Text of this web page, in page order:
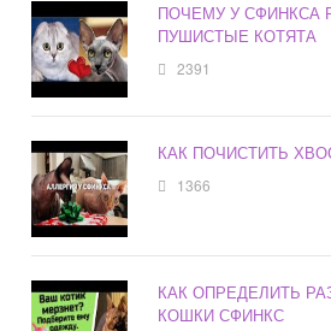
ПОЧЕМУ У СФИНКСА
ПУШИСТЫЕ КОТЯТА
2391
КАК ПОЧИСТИТЬ
1366
КАК ОПРЕДЕЛИТЬ
КОШКИ СФИНКС